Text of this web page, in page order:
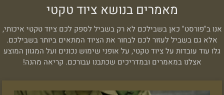
מאמרים בנושא ציוד טקטי
אנו ב"פורסט" כאן בשבילכם לא רק בשביל לספק לכם ציוד טקטי איכותי,
אלא גם בשביל לעזור לכם לבחור את הציוד המתאים ביותר בשבילכם.
גלו עוד עובדות על ציוד טקטי, על אופני שימוש נכונים ועל המגוון המוצע
אצלנו במאמרים ובמדריכים שכתבנו עבורכם. קריאה מהנה!